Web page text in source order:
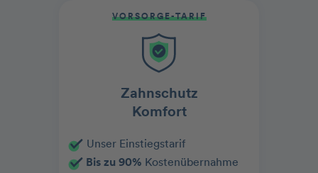
VORSORGE-TARIF
Zahnschutz
Komfort
Unser Einstiegstarif
Bis zu 90% Kostenübernahme